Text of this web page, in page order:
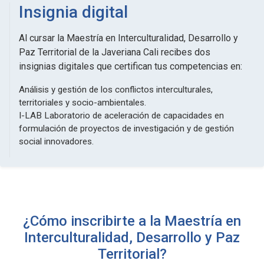
Insignia digital
Al cursar la Maestría en Interculturalidad, Desarrollo y
Paz Territorial de la Javeriana Cali recibes dos
insignias digitales que certifican tus competencias en:
Análisis y gestión de los conflictos interculturales,
territoriales y socio-ambientales.
I-LAB Laboratorio de aceleración de capacidades en
formulación de proyectos de investigación y de gestión
social innovadores.
¿Cómo inscribirte a la Maestría en
Interculturalidad, Desarrollo y Paz
Territorial?